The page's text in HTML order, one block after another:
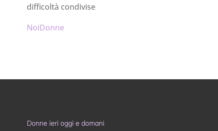
difficoltà condivise
NoiDonne
Donne ieri oggi e domani